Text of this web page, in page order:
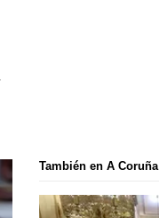
También en A Coruña